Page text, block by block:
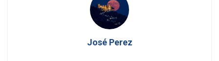
José Perez